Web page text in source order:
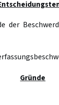
der
Gründe